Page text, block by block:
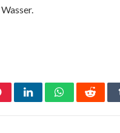
LinkedInWhatsAppReddit